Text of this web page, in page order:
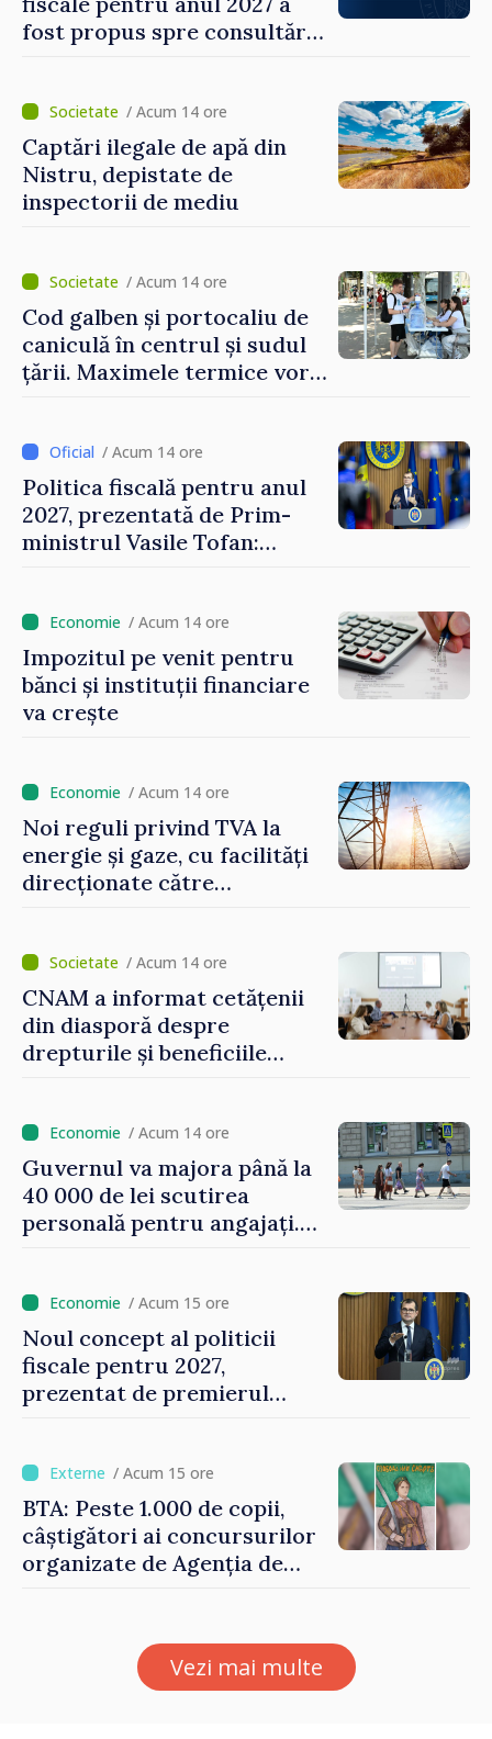
fost propus spre consultări
/ Acum 14 ore
Captări ilegale de apă din
Nistru, depistate de
inspectorii de mediu
/ Acum 14 ore
Cod galben și portocaliu de
caniculă în centrul și sudul
țării. Maximele termice vor
/ Acum 14 ore
Politica fiscală pentru anul
2027, prezentată de Prim-
ministrul Vasile Tofan:
taxare mai echitabilă
/ Acum 14 ore
Impozitul pe venit pentru
bănci și instituții financiare
va crește
/ Acum 14 ore
Noi reguli privind TVA la
energie și gaze, cu facilități
direcționate către
/ Acum 14 ore
CNAM a informat cetățenii
din diasporă despre
drepturile și beneficiile
/ Acum 14 ore
Guvernul va majora până la
40 000 de lei scutirea
personală pentru angajați.
oamenilor”/ Acum 15 ore
Noul concept al politicii
fiscale pentru 2027,
prezentat de premierul
investițiile, taxăm viciile și
echilibrăm taxarea
consumului”
/ Acum 15 ore
BTA: Peste 1.000 de copii,
câștigători ai concursurilor
organizate de Agenția de
Vezi mai multe